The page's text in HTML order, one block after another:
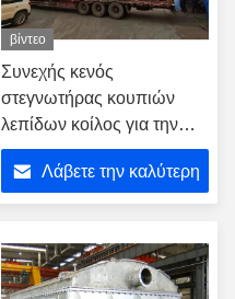
βίντεο
Συνεχής κενός
στεγνωτήρας κουπιών
λεπίδων κοίλος για την
απομάκρυνση νερού
λάσπηςΛάβετε την καλύτερη